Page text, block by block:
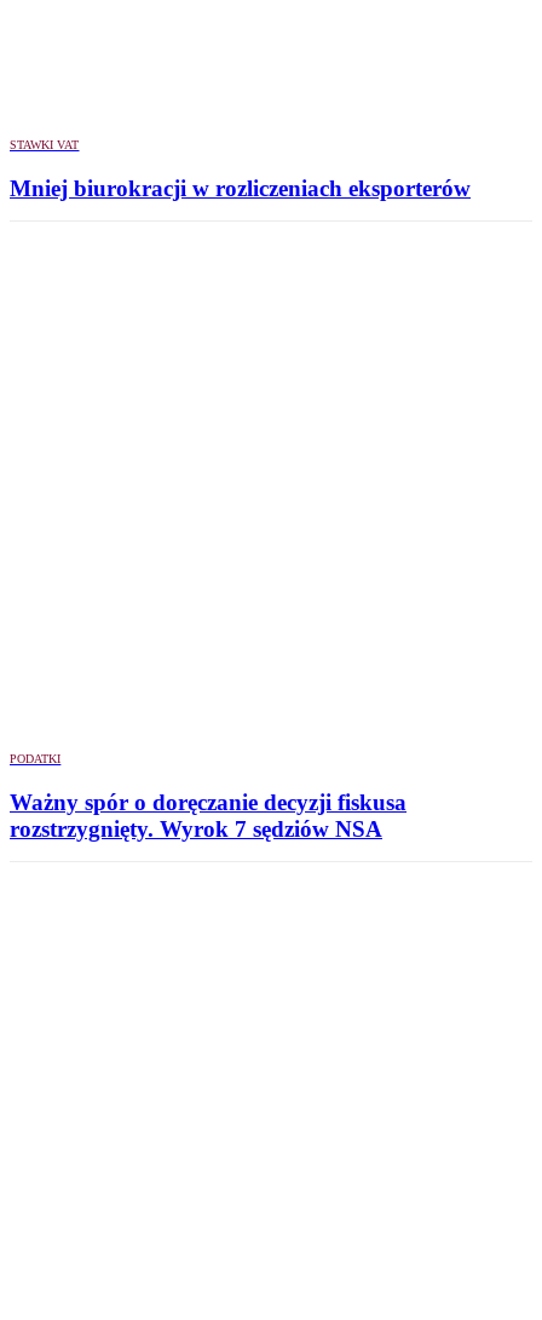
STAWKI VAT
Mniej biurokracji w rozliczeniach eksporterów
PODATKI
Ważny spór o doręczanie decyzji fiskusa
rozstrzygnięty. Wyrok 7 sędziów NSA